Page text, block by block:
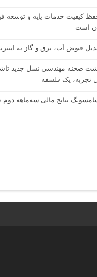
کیفیت خدمات پایه و توسعه
است
قبوض آب، برق و گاز به
تجربه، یک فلسفه
نتایج مالی سه‌ماهه دوم سال ۲۰۲۶ را